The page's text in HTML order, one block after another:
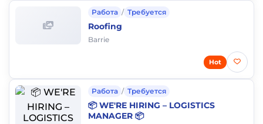
Работа / Требуется
Roofing
Barrie
Hot
Работа / Требуется
📦 WE'RE HIRING – LOGISTICS
MANAGER 📦